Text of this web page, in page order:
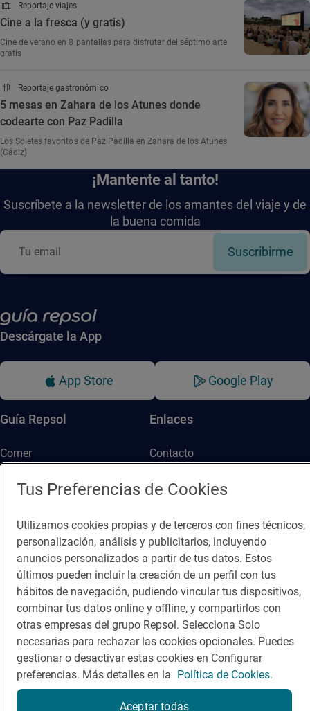
Reportaje viajes
Cine a la fresca (y gratis)
Cine de verano en 8 pantallas para disfrutar del séptimo arte
gratis
Reportaje gastronómico
5 mesas en Zahara de los Atunes donde
codearte con Paz Padilla
Los Soletes favoritos de Paz Padilla en Zahara de los Atunes
(Cádiz)
¡Mantente al tanto!
Suscríbete a la newsletter de los amantes del viaje y de
la buena comida
Suscribirme
Descárgate la App
App Store Google Play
Guía Repsol
Comer
Enlaces
Contacto
Política de privacidad Política de cookies
Nota legal
Condiciones del servicio
© Repsol S.A. 2000- 2026
Tus Preferencias de Cookies
Utilizamos cookies propias y de terceros con fines técnicos,
personalización, análisis y publicitarios, incluyendo
anuncios personalizados a partir de tus datos. Estos
últimos pueden incluir la creación de un perfil con tus
hábitos de navegación, pudiendo vincular tus dispositivos,
combinar tus datos online y offline, y compartirlos con
otras empresas del grupo Repsol. Selecciona Solo
necesarias para rechazar las cookies opcionales. Puedes
gestionar o desactivar estas cookies en Configurar
preferencias. Más detalles en la Política de Cookies.
Aceptar todas